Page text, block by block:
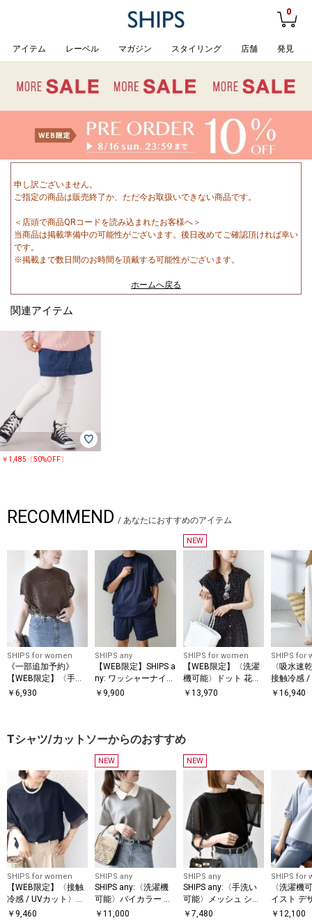
0
アイテム レーベル マガジン スタイリング 店舗 発見
申し訳ございません。
ご指定の商品は販売終了か、ただ今お取扱いできない商品です。
＜店頭で商品QRコードを読み込まれたお客様へ＞
当商品は掲載準備中の可能性がございます。後日改めてご確認頂ければ幸い
です。
※掲載まで数日間のお時間を頂戴する可能性がございます。
ホームへ戻る
関連アイテム
￥1,485〔50%OFF〕
RECOMMEND / あなたにおすすめのアイテム
SHIPS for women
《一部追加予約》
【WEB限定】〈手洗
い可能〉アイレット
￥ 6,930
SHIPS any
【WEB限定】SHIPS a
ny: ワッシャーナイロ
ン スピンドル Tシャ
￥ 9,900
NEW
SHIPS for women
【WEB限定】〈洗濯
機可能〉ドット 花柄
サイド プリーツ フレ
￥ 13,970
SHIPS for
〈吸水速
接触冷感 /
能〉ツイ
￥16,940
Tシャツ/カットソーからのおすすめ
SHIPS for women
【WEB限定】〈接触
冷感 / UVカット〉シ
アー オーガンジー コ
￥ 9,460
NEW
SHIPS any
SHIPS any:〈洗濯機
可能〉バイカラー シ
ョートスリーブ プル
￥11,000
NEW
SHIPS any
SHIPS any:〈手洗い
可能〉メッシュ シア
ー ハンカチ スリーブ
￥ 7,480
SHIPS for
〈洗濯機
イスト デ
ー ドッキ
￥12,100